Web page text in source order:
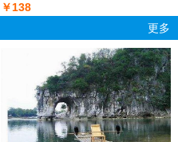
￥138
更多